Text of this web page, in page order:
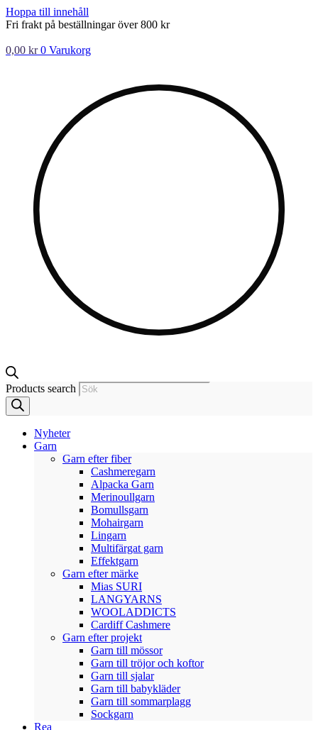
Hoppa till innehåll
Fri frakt på beställningar över 800 kr
0,00 kr 0 Varukorg
Products search
Nyheter
Garn
Garn efter fiber
Cashmeregarn
Alpacka Garn
Merinoullgarn
Bomullsgarn
Mohairgarn
Lingarn
Multifärgat garn
Effektgarn
Garn efter märke
Mias SURI
LANGYARNS
WOOLADDICTS
Cardiff Cashmere
Garn efter projekt
Garn till mössor
Garn till tröjor och koftor
Garn till sjalar
Garn till babykläder
Garn till sommarplagg
Sockgarn
Rea